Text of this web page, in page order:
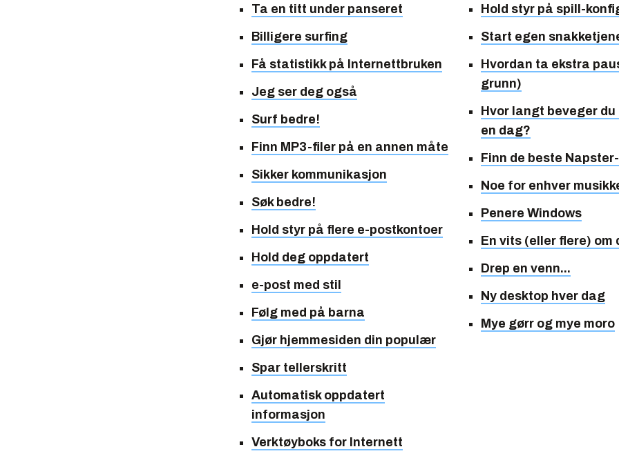
Ta en titt under panseret
Billigere surfing
Få statistikk på Internettbruken
Jeg ser deg også
Surf bedre!
Finn MP3-filer på en annen måte
Sikker kommunikasjon
Søk bedre!
Hold styr på flere e-postkontoer
Hold deg oppdatert
e-post med stil
Følg med på barna
Gjør hjemmesiden din populær
Spar tellerskritt
Automatisk oppdatert
informasjon
Verktøyboks for Internett
Hold styr på spill-
Start egen
Hvordan ta ekstra
grunn)
Hvor langt beveger du
en dag?
Finn de beste
Noe for enhver
Penere Windows
En vits (eller flere) om
Drep en venn...
Ny desktop hver dag
Mye gørr og mye moro